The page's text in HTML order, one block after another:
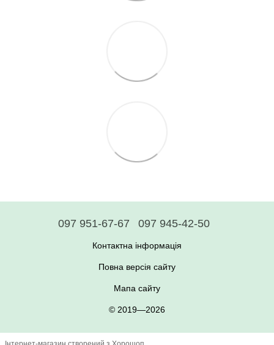
097 951-67-67 097 945-42-50
Контактна інформація
Повна версія сайту
Мапа сайту
© 2019—2026